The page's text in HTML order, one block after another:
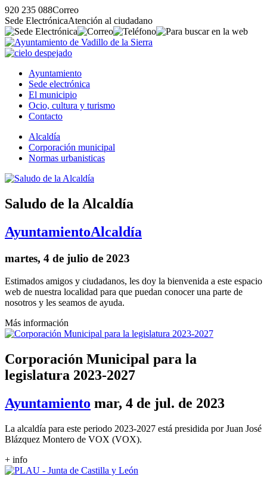
920 235 088Correo
Sede ElectrónicaAtención al ciudadano
Ayuntamiento
Sede electrónica
El municipio
Ocio, cultura y turismo
Contacto
Alcaldía
Corporación municipal
Normas urbanisticas
Saludo de la Alcaldía
AyuntamientoAlcaldía
martes, 4 de julio de 2023
Estimados amigos y ciudadanos, les doy la bienvenida a este espacio
web de nuestra localidad para que puedan conocer una parte de
nosotros y les seamos de ayuda.
Más información
Corporación Municipal para la
legislatura 2023-2027
Ayuntamiento mar, 4 de jul. de 2023
La alcaldía para este periodo 2023-2027 está presidida por Juan José
Blázquez Montero de VOX (VOX).
+ info